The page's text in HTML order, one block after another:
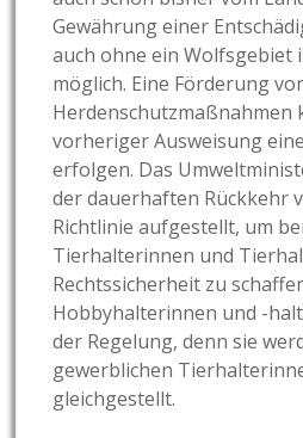
Gewährung einer
auch ohne ein Wolfsgebiet
möglich. Eine Förderung
Herdenschutzmaßnahmen
vorheriger Ausweisung
erfolgen. Das
der dauerhaften Rückkehr
Richtlinie aufgestellt, um
Tierhalterinnen und
Rechtssicherheit zu
Hobbyhalterinnen und -
der Regelung, denn sie
gewerblichen
gleichgestellt.